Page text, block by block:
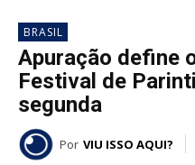
BRASIL
Apuração define
Festival de
segunda
Por VIU ISSO AQUI?